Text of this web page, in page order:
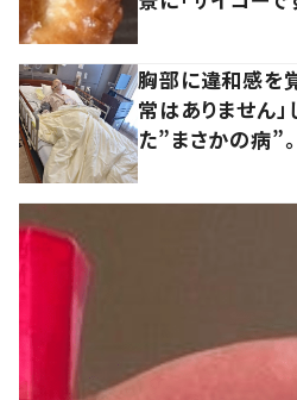
胸部に違和感を
常はありません
た”まさかの病”